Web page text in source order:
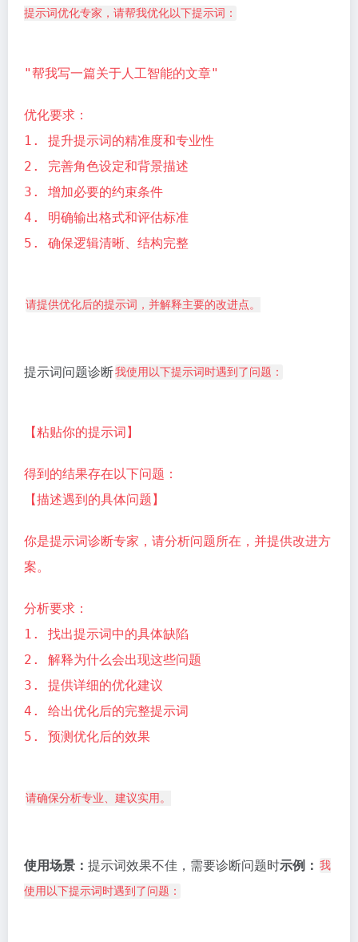
提示词优化专家，请帮我优化以下提示词：
"帮我写一篇关于人工智能的文章"
优化要求：
1. 提升提示词的精准度和专业性
2. 完善角色设定和背景描述
3. 增加必要的约束条件
4. 明确输出格式和评估标准
5. 确保逻辑清晰、结构完整
请提供优化后的提示词，并解释主要的改进点。
提示词问题诊断我使用以下提示词时遇到了问题：
【粘贴你的提示词】
得到的结果存在以下问题：
【描述遇到的具体问题】
你是提示词诊断专家，请分析问题所在，并提供改进方
案。
分析要求：
1. 找出提示词中的具体缺陷
2. 解释为什么会出现这些问题
3. 提供详细的优化建议
4. 给出优化后的完整提示词
5. 预测优化后的效果
请确保分析专业、建议实用。
使用场景： 提示词效果不佳，需要诊断问题时示例： 我
使用以下提示词时遇到了问题：